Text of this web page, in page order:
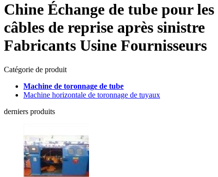
Chine Échange de tube pour les
câbles de reprise après sinistre
Fabricants Usine Fournisseurs
Catégorie de produit
Machine de toronnage de tube
Machine horizontale de toronnage de tuyaux
derniers produits